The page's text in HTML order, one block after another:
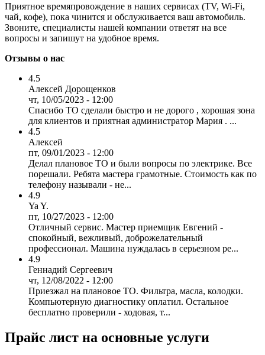
Приятное времяпровождение в наших сервисах (TV, Wi-Fi,
чай, кофе), пока чинится и обслуживается ваш автомобиль.
Звоните, специалисты нашей компании ответят на все
вопросы и запишут на удобное время.
Отзывы о нас
4.5
Алексей Дорощенков
чт, 10/05/2023 - 12:00
Спасибо ТО сделали быстро и не дорого , хорошая зона
для клиентов и приятная администратор Мария . ...
4.5
Алексей
пт, 09/01/2023 - 12:00
Делал плановое ТО и были вопросы по электрике. Все
порешали. Ребята мастера грамотные. Стоимость как по
телефону называли - не...
4.9
Ya Y.
пт, 10/27/2023 - 12:00
Отличный сервис. Мастер приемщик Евгений -
спокойный, вежливый, доброжелательный
профессионал. Машина нуждалась в серьезном ре...
4.9
Геннадий Сергеевич
чт, 12/08/2022 - 12:00
Приезжал на плановое ТО. Фильтра, масла, колодки.
Компьютерную диагностику оплатил. Остальное
бесплатно проверили - ходовая, т...
Прайс лист на основные услуги